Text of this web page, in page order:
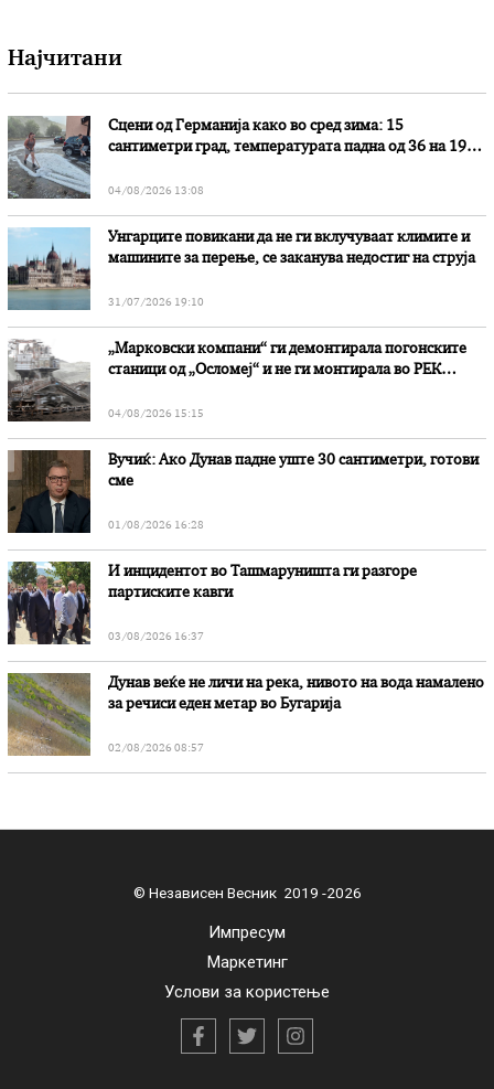
Најчитани
Сцени од Германија како во сред зима: 15
сантиметри град, температурата падна од 36 на 19
04/08/2026 13:08
Унгарците повикани да не ги вклучуваат климите и
машините за перење, се заканува недостиг на струја
31/07/2026 19:10
„Марковски компани“ ги демонтирала погонските
станици од „Осломеј“ и не ги монтирала во РЕК
04/08/2026 15:15
Вучиќ: Ако Дунав падне уште 30 сантиметри, готови
сме
01/08/2026 16:28
И инцидентот во Ташмаруништa ги разгоре
партиските кавги
03/08/2026 16:37
Дунав веќе не личи на река, нивото на вода намалено
за речиси еден метар во Бугарија
02/08/2026 08:57
© Независен Весник 2019 -2026
Импресум
Маркетинг
Услови за користење